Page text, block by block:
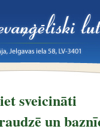
sveicināti
un